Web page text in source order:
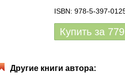
ISBN: 978-5-397-
Купить за 779
Другие книги автора: